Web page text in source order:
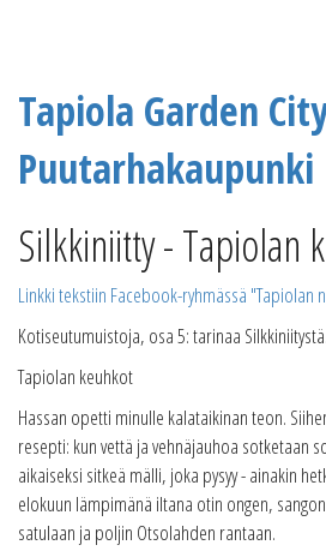
Tapiola Garden
Puutarhakaupunki
Silkkiniitty - Tapiolan
Linkki tekstiin Facebook-ryhmässä "Tapiolan
Kotiseutumuistoja, osa 5: tarinaa Silkkiniitystä.
Tapiolan keuhkot
Hassan opetti minulle kalataikinan teon.
resepti: kun vettä ja vehnäjauhoa sotketaan
aikaiseksi sitkeä mälli, joka pysyy - ainakin
elokuun lämpimänä iltana otin ongen,
satulaan ja poljin Otsolahden rantaan.